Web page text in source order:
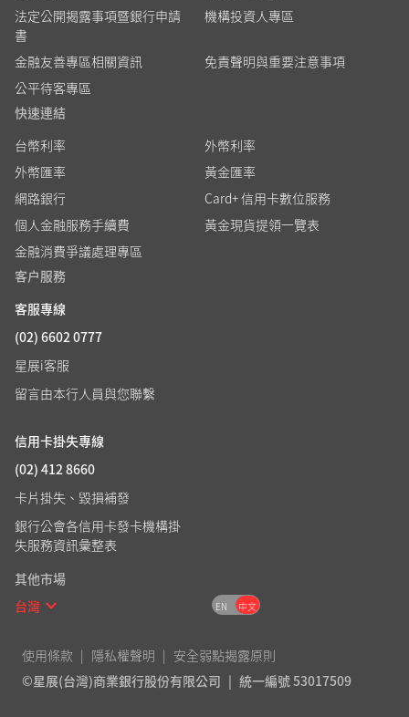
法定公開揭露事項暨銀行申請
書
機構投資人專區
金融友善專區相關資訊
免責聲明與重要注意事項
公平待客專區
快速連結
台幣利率
外幣利率
外幣匯率
黃金匯率
網路銀行
Card+ 信用卡數位服務
個人金融服務手續費
黃金現貨提領一覽表
金融消費爭議處理專區
客户服務
客服專線
(02) 6602 0777
星展i客服
留言由本行人員與您聯繫
信用卡掛失專線
(02) 412 8660
卡片掛失、毀損補發
銀行公會各信用卡發卡機構掛
失服務資訊彙整表
其他市場
台灣
EN 中文
使用條款 隱私權聲明
安全弱點揭露原則
©星展(台灣)商業銀行股份有限公司
統一編號 53017509